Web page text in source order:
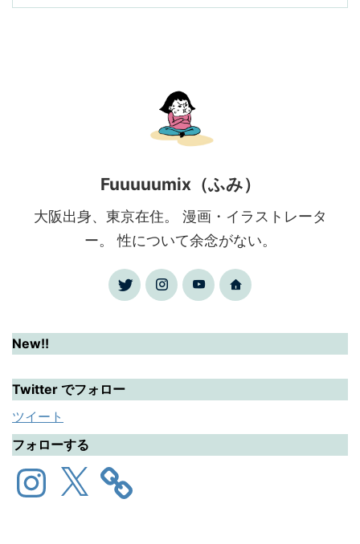
Fuuuuumix（ふみ）
大阪出身、東京在住。 漫画・イラストレータ
ー。 性について余念がない。
New!!
Twitter でフォロー
ツイート
フォローする